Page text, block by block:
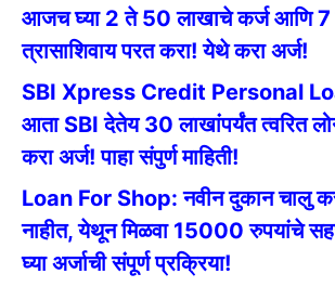
आजच घ्या 2 ते 50 लाखाचे कर्ज आणि 7
त्रासाशिवाय परत करा! येथे करा अर्ज!
SBI Xpress Credit Personal
आता SBI देतेय 30 लाखांपर्यंत त्वरित
करा अर्ज! पाहा संपुर्ण माहिती!
Loan For Shop: नवीन दुकान चालु
नाहीत, येथून मिळवा 15000 रुपयांचे
घ्या अर्जाची संपूर्ण प्रक्रिया!